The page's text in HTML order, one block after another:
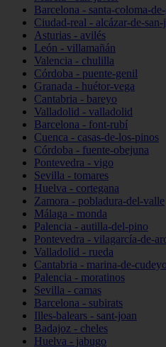
Barcelona - santa-coloma-
Ciudad-real - alcázar-de-san-
Asturias - avilés
León - villamañán
Valencia - chulilla
Córdoba - puente-genil
Granada - huétor-vega
Cantabria - bareyo
Valladolid - valladolid
Barcelona - font-rubí
Cuenca - casas-de-los-pinos
Córdoba - fuente-obejuna
Pontevedra - vigo
Sevilla - tomares
Huelva - cortegana
Zamora - pobladura-del-valle
Málaga - monda
Palencia - autilla-del-pino
Pontevedra - vilagarcía-de-
Valladolid - rueda
Cantabria - marina-de-cudeyo
Palencia - moratinos
Sevilla - camas
Barcelona - subirats
Illes-balears - sant-joan
Badajoz - cheles
Huelva - jabugo